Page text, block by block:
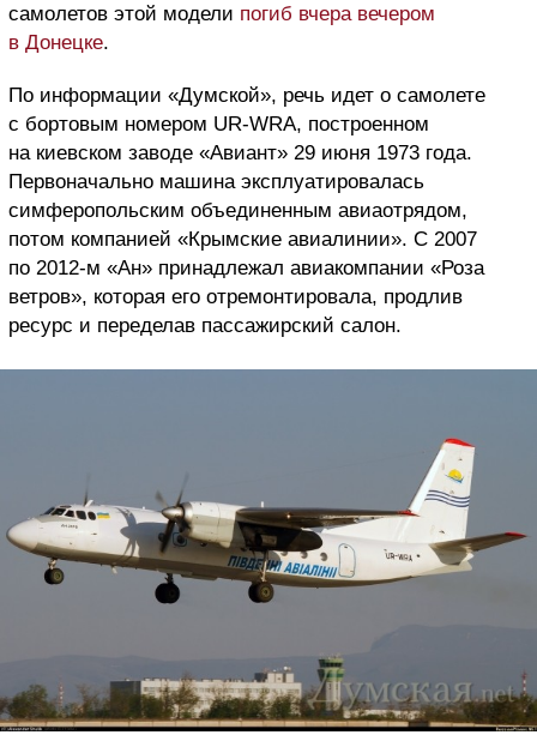
самолетов этой модели погиб вчера вечером
в Донецке.
По информации «Думской», речь идет о самолете
с бортовым номером UR-WRA, построенном
на киевском заводе «Авиант» 29 июня 1973 года.
Первоначально машина эксплуатировалась
симферопольским объединенным авиаотрядом,
потом компанией «Крымские авиалинии». С 2007
по 2012-м «Ан» принадлежал авиакомпании «Роза
ветров», которая его отремонтировала, продлив
ресурс и переделав пассажирский салон.